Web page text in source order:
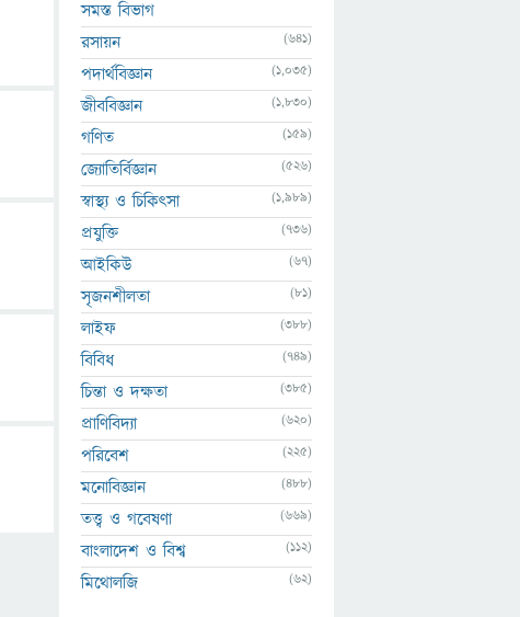
সমস্ত বিভাগ
রসায়ন
(641)
পদার্থবিজ্ঞান (1,035)
জীববিজ্ঞান (1,830)
গণিত (159)
জ্যোতির্বিজ্ঞান (526)
স্বাস্থ্য ও চিকিৎসা (1,989)
প্রযুক্তি (736)
আইকিউ (67)
সৃজনশীলতা (81)
লাইফ (388)
বিবিধ (749)
চিন্তা ও দক্ষতা (385)
প্রাণিবিদ্যা (620)
পরিবেশ (225)
মনোবিজ্ঞান (488)
তত্ত্ব ও গবেষণা (669)
বাংলাদেশ ও বিশ্ব (112)
মিথোলজি (62)